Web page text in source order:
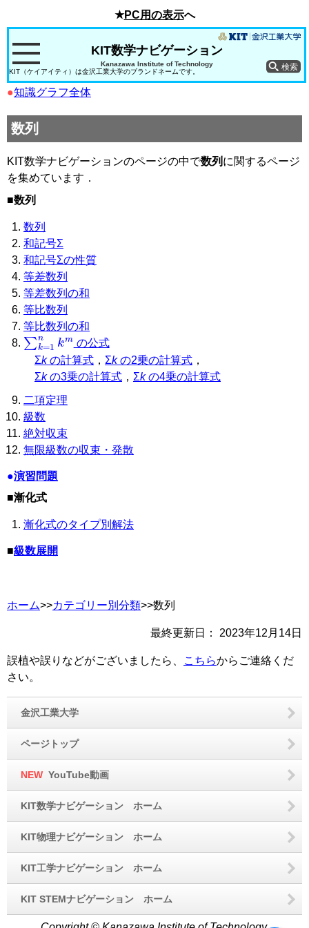
★PC用の表示へ
Kanazawa Institute of Technology
KIT数学ナビゲーション
KIT（ケイアイティ）は金沢工業大学のブランドネームです。
●知識グラフ全体
数列
KIT数学ナビゲーションのページの中で数列 に関するページ
を集めています．
■数列
数列
和記号Σ
和記号Σの性質
等差数列
等差数列の和
等比数列
等比数列の和
∑k=1nkm
の公式
Σkの計算式 ， Σkの2乗の計算式 ，
Σkの3乗の計算式 ， Σkの4乗の計算式
二項定理
級数
絶対収束
無限級数の収束・発散
●演習問題
■漸化式
漸化式のタイプ別解法
■級数展開
ホーム>>カテゴリー別分類>>数列
最終更新日： 2023年12月14日
誤植や誤りなどがございましたら、 こちらからご連絡くだ
さい。
金沢工業大学
ページトップ
NEW YouTube動画
KIT数学ナビゲーション ホーム
KIT物理ナビゲーション ホーム
KIT工学ナビゲーション ホーム
KIT STEMナビゲーション ホーム